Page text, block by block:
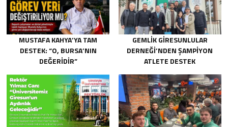
MUSTAFA KAHYA’YA TAM
DESTEK: “O, BURSA’NIN
DEĞERIDIR”
GEMLIK GIRESUNLULAR
DERNEĞI’NDEN ŞAMPIYON
ATLETE DESTEK